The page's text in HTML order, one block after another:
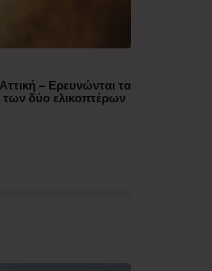
– Ερευνώνται τα
των δύο ελικοπτέρων